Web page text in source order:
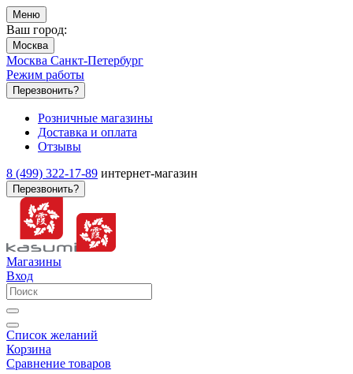
Меню
Ваш город:
Москва
Москва Санкт-Петербург
Режим работы
Перезвонить?
Розничные магазины
Доставка и оплата
Отзывы
8 (499) 322-17-89 интернет-магазин
Перезвонить?
Магазины
Вход
Список желаний
Корзина
Сравнение товаров